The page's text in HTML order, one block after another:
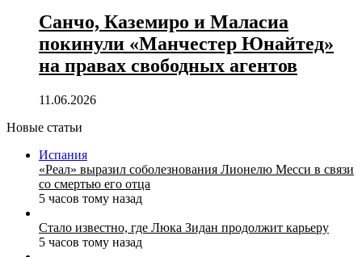
Санчо, Каземиро и Маласиа
покинули «Манчестер Юнайтед»
на правах свободных агентов
11.06.2026
Новые статьи
Испания
«Реал» выразил соболезнования Лионелю Месси в связи
со смертью его отца
5 часов тому назад
Стало известно, где Люка Зидан продолжит карьеру
5 часов тому назад